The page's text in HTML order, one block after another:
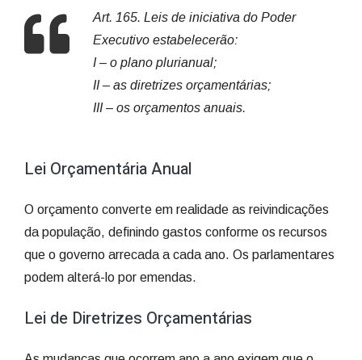
Art. 165. Leis de iniciativa do Poder
Executivo estabelecerão:
I – o plano plurianual;
II – as diretrizes orçamentárias;
III – os orçamentos anuais.
Lei Orçamentária Anual
O orçamento converte em realidade as reivindicações
da população, definindo gastos conforme os recursos
que o governo arrecada a cada ano. Os parlamentares
podem alterá-lo por emendas.
Lei de Diretrizes Orçamentárias